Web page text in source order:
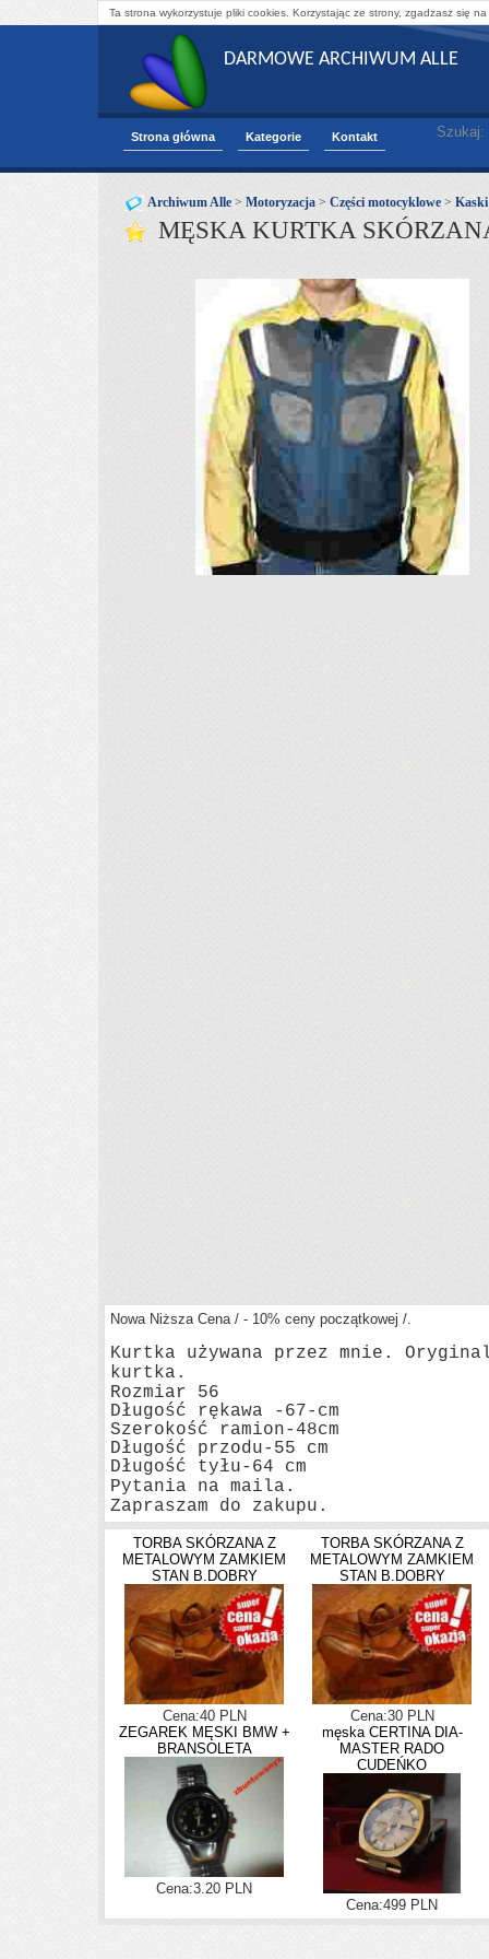
Ta strona wykorzystuje pliki cookies. Korzystając ze strony, zgadzasz się
DARMOWE ARCHIWUM ALLE
Strona główna Kategorie Kontakt Szukaj:
Archiwum Alle > Motoryzacja > Części motocyklowe > Kaski
MĘSKA KURTKA
Nowa Niższa Cena / - 10% ceny początkowej /.
Kurtka używana przez mnie.
kurtka.
Rozmiar 56
Długość rękawa -67-cm
Szerokość ramion-48cm
Długość przodu-55 cm
Długość tyłu-64 cm
Pytania na maila.
Zapraszam do zakupu.
TORBA SKÓRZANA Z
METALOWYM ZAMKIEM
STAN B.DOBRY
Cena:40 PLN
TORBA SKÓRZANA Z
METALOWYM ZAMKIEM
STAN B.DOBRY
Cena:30 PLN
ZEGAREK MĘSKI BMW +
BRANSOLETA
Cena:3.20 PLN
męska CERTINA DIA-
MASTER RADO
CUDEŃKO
Cena:499 PLN